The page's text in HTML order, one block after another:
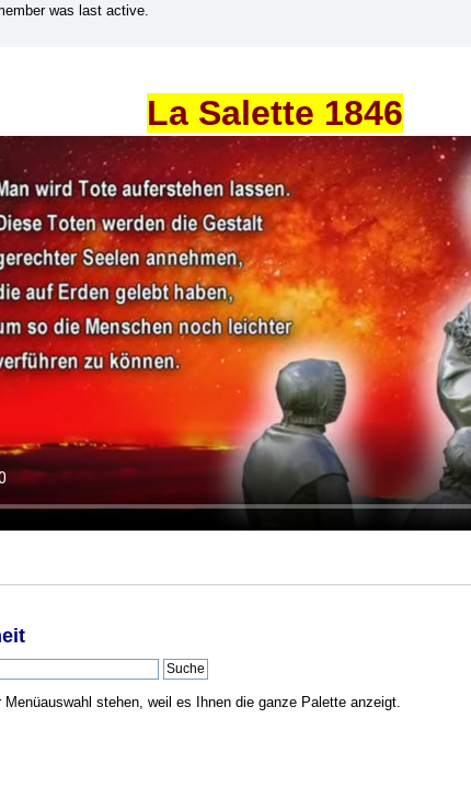
was last active.
La Salette 1846
stehen, weil es Ihnen die ganze Palette anzeigt.